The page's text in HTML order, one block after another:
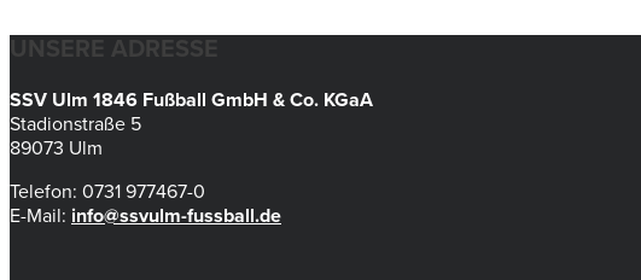
UNSERE ADRESSE
SSV Ulm 1846 Fußball GmbH & Co. KGaA
Stadionstraße 5
89073 Ulm
Telefon: 0731 977467-0
E-Mail: info@ssvulm-fussball.de